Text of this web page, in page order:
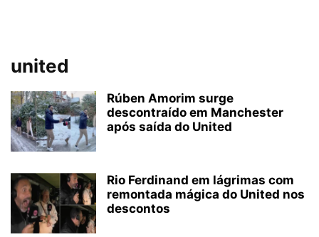
united
Rúben Amorim surge
descontraído em Manchester
após saída do United
Rio Ferdinand em lágrimas com
remontada mágica do United nos
descontos